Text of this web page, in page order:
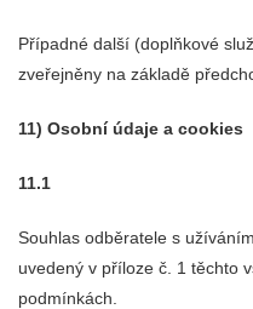
Případné další (doplňkové
zveřejněny na základě
11) Osobní údaje a cookies
11.1
Souhlas odběratele s
uvedený v příloze č. 1 těchto
podmínkách.